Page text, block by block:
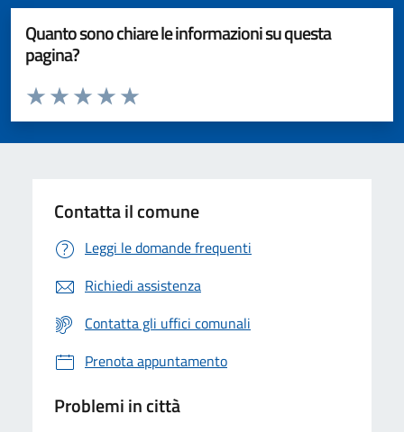
Quanto sono chiare le informazioni su questa
pagina?
Valuta da 1 a 5 stelle la pagina
Valuta 5 stelle su 5
Valuta 4 stelle su 5
Valuta 3 stelle su 5
Valuta 2 stelle su 5
Valuta 1 stelle su 5
Contatta il comune
Leggi le domande frequenti
Richiedi assistenza
Contatta gli uffici comunali
Prenota appuntamento
Problemi in città